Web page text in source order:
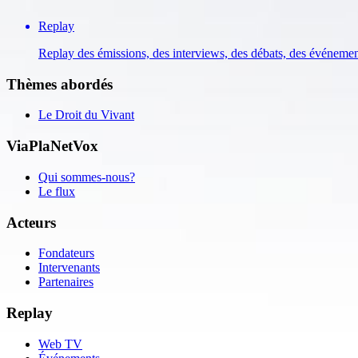
Replay
Replay des émissions, des interviews, des débats, des
Thèmes abordés
Le Droit du Vivant
ViaPlaNetVox
Qui sommes-nous?
Le flux
Acteurs
Fondateurs
Intervenants
Partenaires
Replay
Web TV